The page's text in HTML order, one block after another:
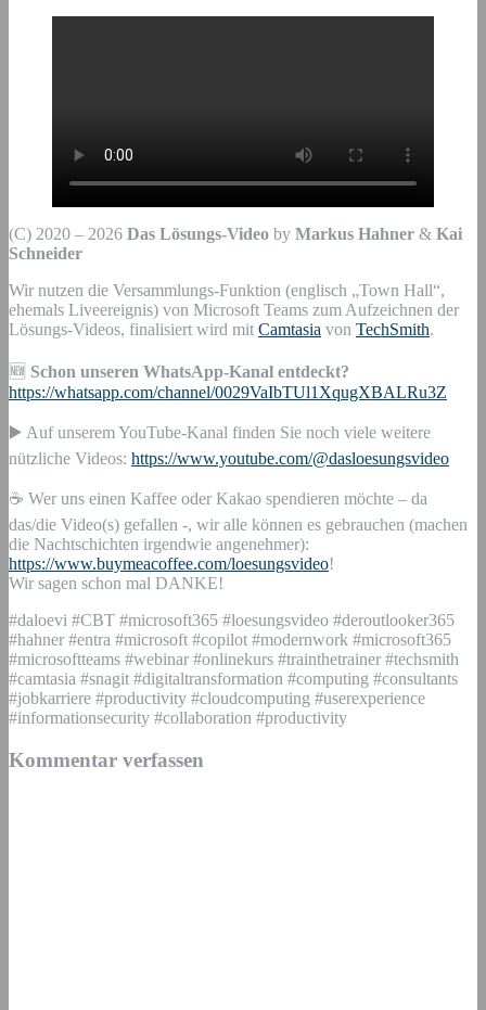
(C) 2020 – 2026 Das Lösungs-Video by Markus Hahner & Kai
Schneider
Wir nutzen die Versammlungs-Funktion (englisch „Town Hall“,
ehemals Liveereignis) von Microsoft Teams zum Aufzeichnen der
Lösungs-Videos, finalisiert wird mit Camtasia von TechSmith.
🆕 Schon unseren WhatsApp-Kanal entdeckt?
https://whatsapp.com/channel/0029VaIbTUl1XqugXBALRu3Z
▶️ Auf unserem YouTube-Kanal finden Sie noch viele weitere
nützliche Videos: https://www.youtube.com/@dasloesungsvideo
☕ Wer uns einen Kaffee oder Kakao spendieren möchte – da
das/die Video(s) gefallen -, wir alle können es gebrauchen (machen
die Nachtschichten irgendwie angenehmer):
https://www.buymeacoffee.com/loesungsvideo!
Wir sagen schon mal DANKE!
#daloevi #CBT #microsoft365 #loesungsvideo #deroutlooker365
#hahner #entra #microsoft #copilot #modernwork #microsoft365
#microsoftteams #webinar #onlinekurs #trainthetrainer #techsmith
#camtasia #snagit #digitaltransformation #computing #consultants
#jobkarriere #productivity #cloudcomputing #userexperience
#informationsecurity #collaboration #productivity
Kommentar verfassen